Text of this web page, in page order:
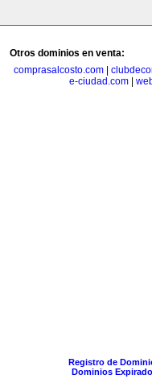
Otros dominios en venta:
comprasalcosto.com
e-ciudad.com|
Registro de
Dominios